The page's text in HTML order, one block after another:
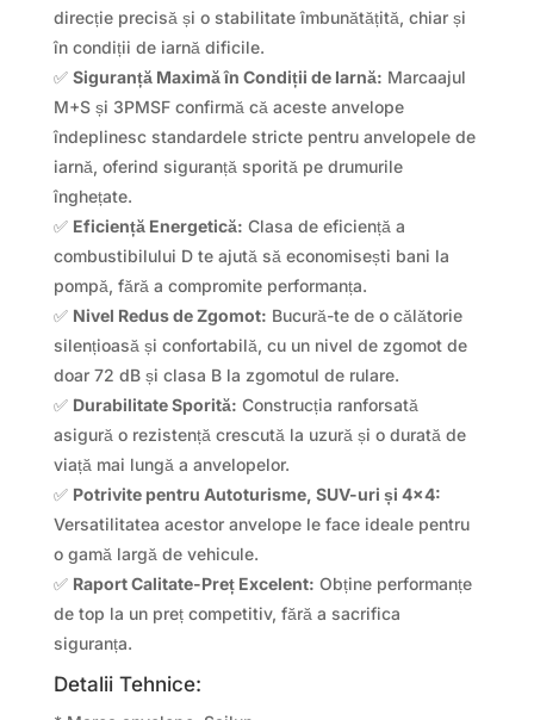
direcție precisă și o stabilitate îmbunătățită, chiar și
în condiții de iarnă dificile.
✅ Siguranță Maximă în Condiții de Iarnă: Marcaajul
M+S și 3PMSF confirmă că aceste anvelope
îndeplinesc standardele stricte pentru anvelopele de
iarnă, oferind siguranță sporită pe drumurile
înghețate.
✅ Eficiență Energetică: Clasa de eficiență a
combustibilului D te ajută să economisești bani la
pompă, fără a compromite performanța.
✅ Nivel Redus de Zgomot: Bucură-te de o călătorie
silențioasă și confortabilă, cu un nivel de zgomot de
doar 72 dB și clasa B la zgomotul de rulare.
✅ Durabilitate Sporită: Construcția ranforsată
asigură o rezistență crescută la uzură și o durată de
viață mai lungă a anvelopelor.
✅ Potrivite pentru Autoturisme, SUV-uri și 4×4:
Versatilitatea acestor anvelope le face ideale pentru
o gamă largă de vehicule.
✅ Raport Calitate-Preț Excelent: Obține performanțe
de top la un preț competitiv, fără a sacrifica
siguranța.
Detalii Tehnice: